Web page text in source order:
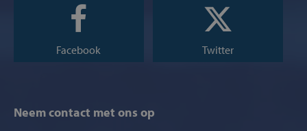
Facebook Twitter
Neem contact met ons op